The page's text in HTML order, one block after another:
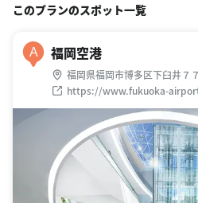
このプランのスポット一覧
A 福岡空港
福岡県福岡市博多区下臼井７
https://www.fukuoka-